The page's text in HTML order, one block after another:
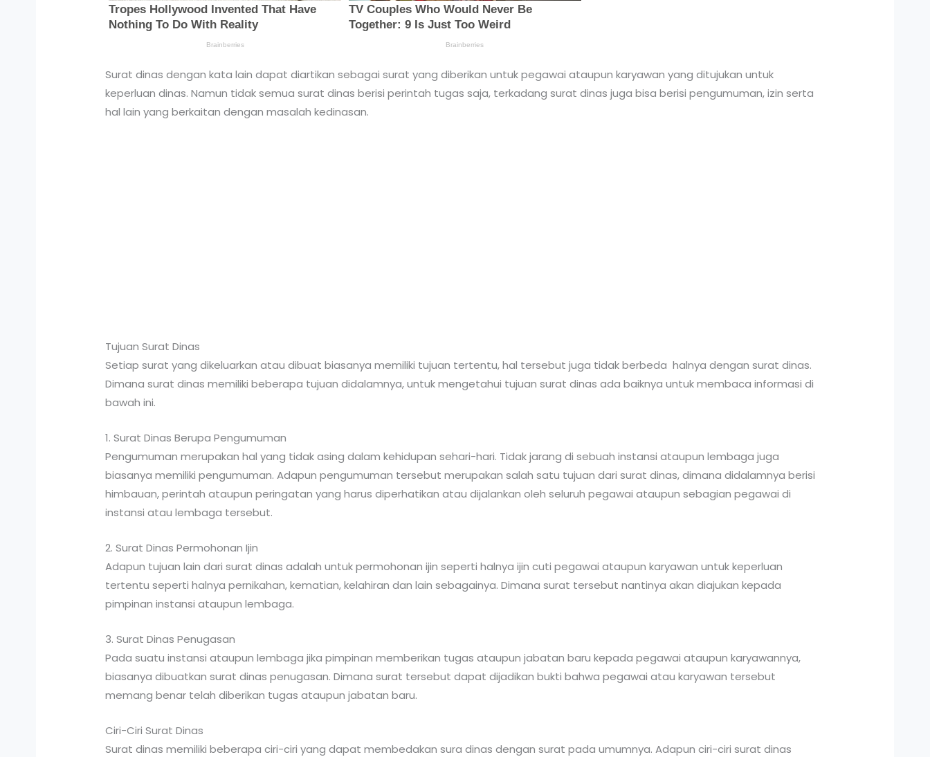
Surat dinas dengan kata lain dapat diartikan sebagai surat yang diberikan untuk pegawai ataupun karyawan yang ditujukan untuk
keperluan dinas. Namun tidak semua surat dinas berisi perintah tugas saja, terkadang surat dinas juga bisa berisi pengumuman, izin serta
hal lain yang berkaitan dengan masalah kedinasan.
Tujuan Surat Dinas
Setiap surat yang dikeluarkan atau dibuat biasanya memiliki tujuan tertentu, hal tersebut juga tidak berbeda halnya dengan surat dinas.
Dimana surat dinas memiliki beberapa tujuan didalamnya, untuk mengetahui tujuan surat dinas ada baiknya untuk membaca informasi di
bawah ini.
1. Surat Dinas Berupa Pengumuman
Pengumuman merupakan hal yang tidak asing dalam kehidupan sehari-hari. Tidak jarang di sebuah instansi ataupun lembaga juga
biasanya memiliki pengumuman. Adapun pengumuman tersebut merupakan salah satu tujuan dari surat dinas, dimana didalamnya berisi
himbauan, perintah ataupun peringatan yang harus diperhatikan atau dijalankan oleh seluruh pegawai ataupun sebagian pegawai di
instansi atau lembaga tersebut.
2. Surat Dinas Permohonan Ijin
Adapun tujuan lain dari surat dinas adalah untuk permohonan ijin seperti halnya ijin cuti pegawai ataupun karyawan untuk keperluan
tertentu seperti halnya pernikahan, kematian, kelahiran dan lain sebagainya. Dimana surat tersebut nantinya akan diajukan kepada
pimpinan instansi ataupun lembaga.
3. Surat Dinas Penugasan
Pada suatu instansi ataupun lembaga jika pimpinan memberikan tugas ataupun jabatan baru kepada pegawai ataupun karyawannya,
biasanya dibuatkan surat dinas penugasan. Dimana surat tersebut dapat dijadikan bukti bahwa pegawai atau karyawan tersebut
memang benar telah diberikan tugas ataupun jabatan baru.
Ciri-Ciri Surat Dinas
Surat dinas memiliki beberapa ciri-ciri yang dapat membedakan sura dinas dengan surat pada umumnya. Adapun ciri-ciri surat dinas